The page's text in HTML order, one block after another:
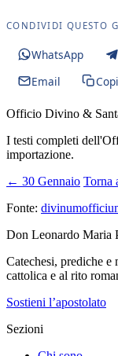
CONDIVIDI QUESTO
WhatsApp
Email
Officio Divino &
I testi completi
importazione.
← 30 Gennaio Torna
Fonte:
Don Leonardo Maria
Catechesi, prediche
cattolica e al rito
Sostieni l’apostolato
Sezioni